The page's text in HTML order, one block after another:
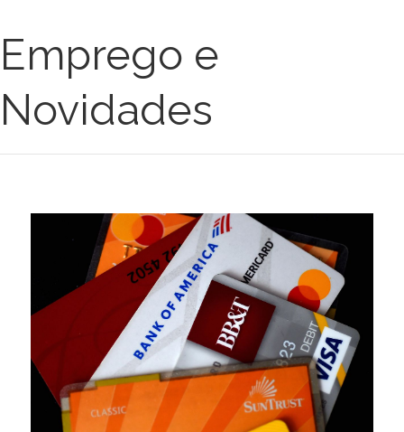
Emprego e
Novidades